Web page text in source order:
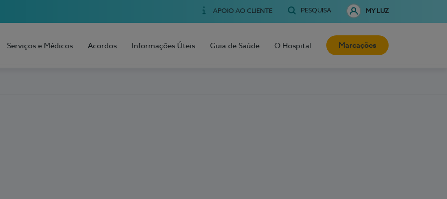
APOIO AO CLIENTE PESQUISA MY LUZ
Serviços e Médicos Acordos Informações Úteis Guia de Saúde O Hospital Marcações